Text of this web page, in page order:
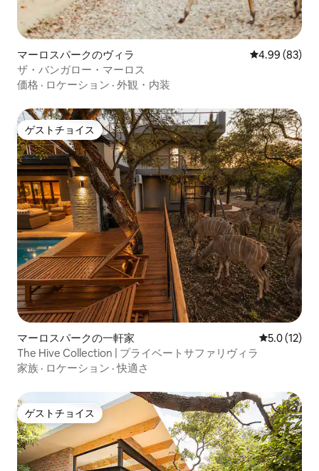
マーロスパークのヴィラ レビュー83
4.99 (83)
ザ・バンガロー・マーロス
価格 · ロケーション · 外観・内装
ゲストチョイス
ゲストチョイス
マーロスパークの一軒家 レビュー12
5.0 (12)
The Hive Collection | プライベートサファリヴィラ
家族 · ロケーション ·快適さ
ゲストチョイス
ゲストチョイス